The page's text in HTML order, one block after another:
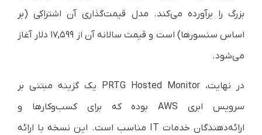
بزرگ را برآورده می‌کند. مدل قیمت‌گذاری آن اشتراکی (بر
اساس سنسورها) است و قیمت سالانه آن از ۱۷,۵۹۹ دلار آغاز
می‌شود.
در نهایت، PRTG Hosted Monitor یک گزینه مبتنی بر
سرویس ابری AWS بوده که برای کسب‌وکارها و
ارائه‌دهندگان خدمات IT مناسب است. این نسخه با ارائه